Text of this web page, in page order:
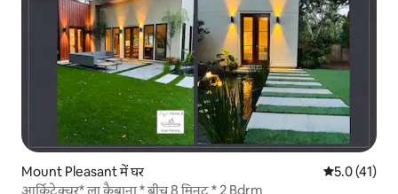
Mount Pleasant में घर औसत रेटिंग 5
5.0 (41)
आर्किटेक्चर* ला कैबाना * बीच 8 मिनट * 2 Bdrm